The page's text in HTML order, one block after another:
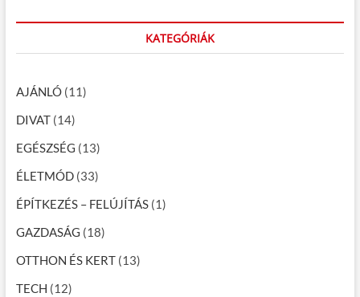
n
a
v
i
g
á
c
i
ó
r
h
KATEGÓRIÁK
AJÁNLÓ(11)
DIVAT(14)
EGÉSZSÉG (13)
ÉLETMÓD(33)
ÉPÍTKEZÉS – FELÚJÍTÁS(1)
GAZDASÁG (18)
OTTHON ÉS KERT(13)
TECH (12)